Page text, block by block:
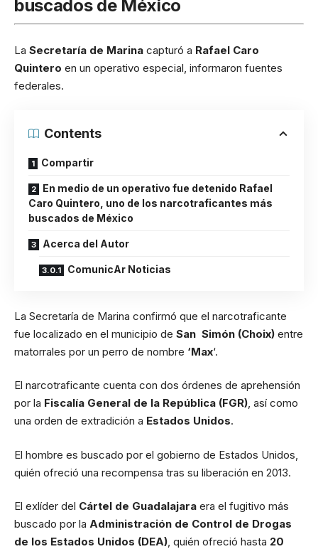
buscados de México
La Secretaría de Marina capturó a Rafael Caro
Quintero en un operativo especial, informaron fuentes
federales.
Contents
Compartir
En medio de un operativo fue detenido Rafael
Caro Quintero, uno de los narcotraficantes más
buscados de México
Acerca del Autor
ComunicAr Noticias
La Secretaría de Marina confirmó que el narcotraficante
fue localizado en el municipio de San Simón (Choix) entre
matorrales por un perro de nombre ‘Max‘.
El narcotraficante cuenta con dos órdenes de aprehensión
por la Fiscalía General de la República (FGR), así como
una orden de extradición a Estados Unidos.
El hombre es buscado por el gobierno de Estados Unidos,
quién ofreció una recompensa tras su liberación en 2013.
El exlíder del Cártel de Guadalajara era el fugitivo más
buscado por la Administración de Control de Drogas
de los Estados Unidos (DEA), quién ofreció hasta 20